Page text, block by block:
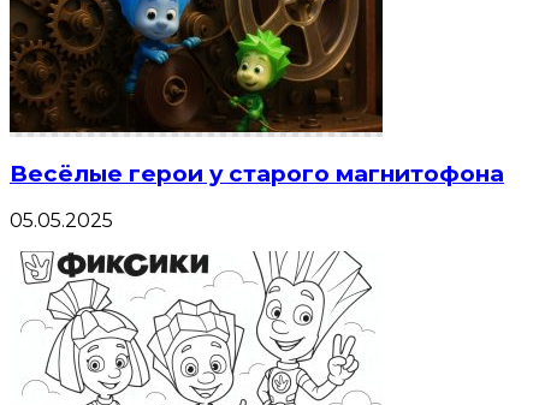
Весёлые герои у старого магнитофона
05.05.2025